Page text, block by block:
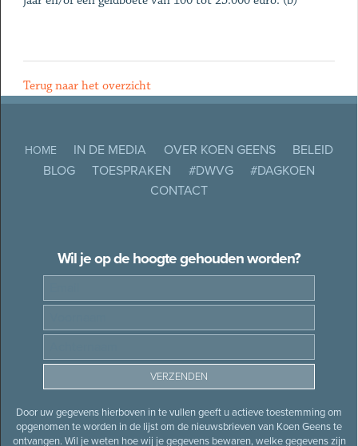
Terug naar het overzicht
HOME IN DE MEDIA OVER KOEN GEENS
BELEID
BLOG
TOESPRAKEN #DWVG
#DAGKOEN
CONTACT
Wil je op de hoogte gehouden worden?
Door uw gegevens hierboven in te vullen geeft u actieve toestemming om
opgenomen te worden in de lijst om de nieuwsbrieven van Koen Geens te
ontvangen. Wil je weten hoe wij je gegevens bewaren, welke gegevens zijn